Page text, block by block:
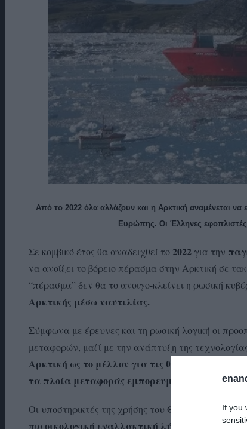
If you
Από το 2022 όλα αλλάζουν και η Αρκτική αναμένεται να
Ευρώπης. Οι Έλληνες
Σε κομβικό έτος θα αναδειχθεί το2022 για την
να ανοίξει το βόρειο πέρασμα στην Αρκτική σε
“πέρασμα” δεν θα το ανοιγο-κλείνει η ρωσική
Αρκτικής μέσω ναυτιλίας.
Σύμφωνα με έρευνες και τη ρωσική λογική οι
μεταφορών, μαζί με την ανάπτυξη της
Αρκτική ως το μέλλον για τις θαλάσσιες
τα πλοία μεταφοράς εμπορευματοκιβωτίων.
Οι υποστηρικτές της χρήσης του Θαλάσσιου
πιοοικολογική εναλλακτική λύση.